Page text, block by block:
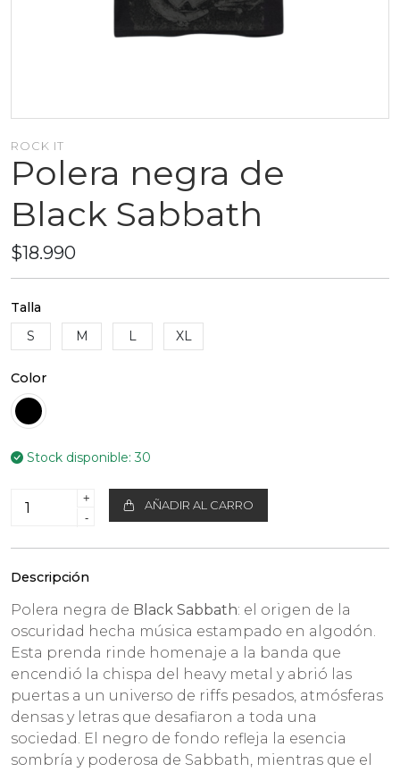
ROCK IT
Polera negra de
Black Sabbath
$18.990
Talla
S
M L XL
Color
Stock disponible:30
+
-
AÑADIR AL CARRO
Descripción
Polera negra de Black Sabbath: el origen de la
oscuridad hecha música estampado en algodón.
Esta prenda rinde homenaje a la banda que
encendió la chispa del heavy metal y abrió las
puertas a un universo de riffs pesados, atmósferas
densas y letras que desafiaron a toda una
sociedad. El negro de fondo refleja la esencia
sombría y poderosa de Sabbath, mientras que el